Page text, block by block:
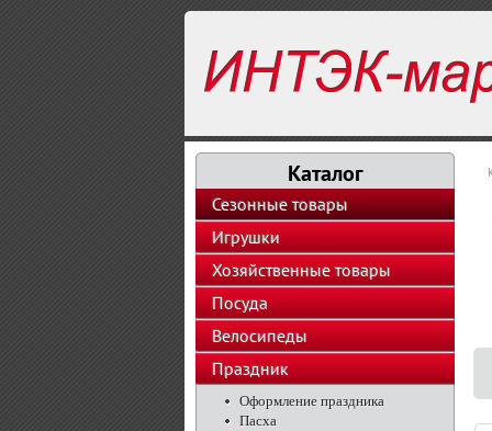
Каталог
Сезонные товары
Игрушки
Хозяйственные товары
Посуда
Велосипеды
Праздник
Оформление праздника
Пасха